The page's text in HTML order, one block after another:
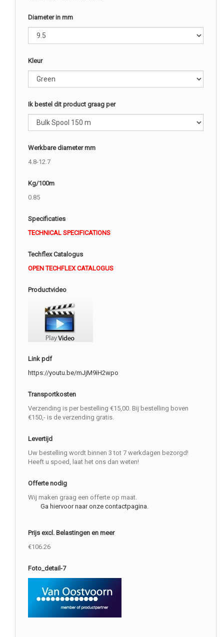
Diameter in mm
Kleur
Ik bestel dit product graag per
Werkbare diameter mm
4.8-12.7
Kg/100m
0.85
Specificaties
TECHNICAL SPECIFICATIONS
Techflex Catalogus
OPEN TECHFLEX CATALOGUS
Productvideo
Link pdf
https://youtu.be/mJjM9iH2wpo
Transportkosten
Verzending is per bestelling €15,00. Bij bestelling boven
€150,- is de verzending gratis.
Levertijd
Uw bestelling wordt binnen 3 tot 7 werkdagen bezorgd!
Heeft u spoed, laat het ons dan weten!
Offerte nodig
Wij maken graag een offerte op maat.
Ga hiervoor naar onze contactpagina.
Prijs excl. Belastingen en meer
€106.26
Foto_detail-7